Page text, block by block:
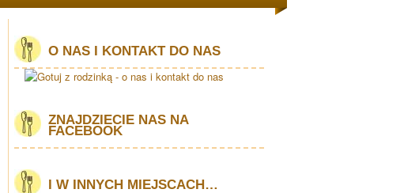
O NAS I KONTAKT DO NAS
ZNAJDZIECIE NAS NA
FACEBOOK
I W INNYCH MIEJSCACH…